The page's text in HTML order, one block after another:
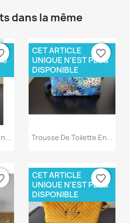
dans la même
Aperçu rapide
Trousse De Toilette En...
CET ARTICLE
UNIQUE N'EST PLUS
DISPONIBLE
favorite_border
CET ARTICLE
UNIQUE N'EST PLUS
DISPONIBLE
favorite_border